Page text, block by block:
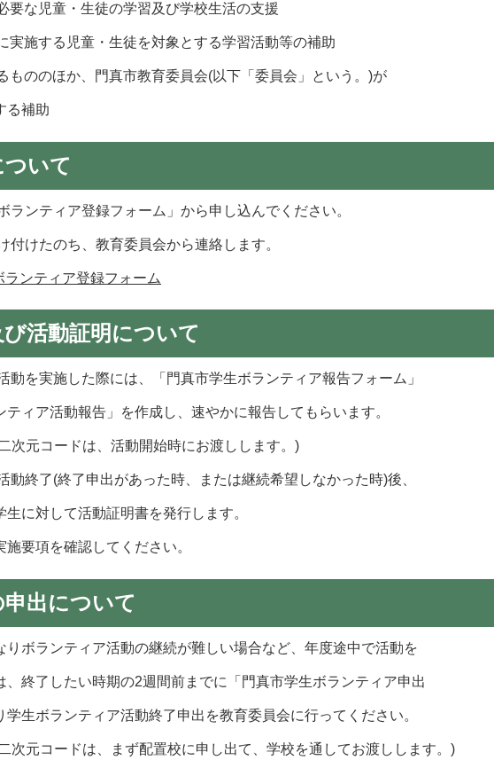
要な児童・生徒の学習及び学校生活の支援
実施する児童・生徒を対象とする学習活動等の補助
もののほか、門真市教育委員会(以下「委員会」という。)が
る補助
ついて
ランティア登録フォーム」から申し込んでください。
付けたのち、教育委員会から連絡します。
ランティア登録フォーム
活動証明について
動を実施した際には、「門真市学生ボランティア報告フォーム」
ティア活動報告」を作成し、速やかに報告してもらいます。
次元コードは、活動開始時にお渡しします。)
動終了(終了申出があった時、または継続希望しなかった時)後、
に対して活動証明書を発行します。
要項を確認してください。
出について
りボランティア活動の継続が難しい場合など、年度途中で活動を
、終了したい時期の2週間前までに「門真市学生ボランティア申出
学生ボランティア活動終了申出を教育委員会に行ってください。
次元コードは、まず配置校に申し出て、学校を通してお渡しします。)